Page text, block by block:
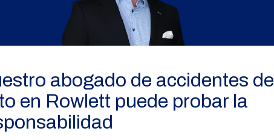
abogado de accidentes de
en Rowlett puede probar la